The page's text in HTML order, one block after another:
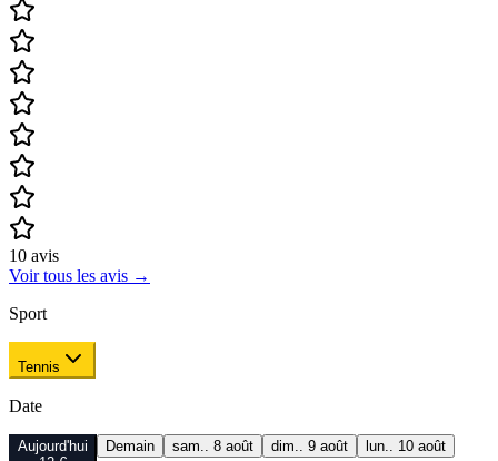
10 avis
Voir tous les avis →
Sport
Tennis
Date
Aujourd'hui
Demain sam.. 8 août dim.. 9 août lun.. 10 août